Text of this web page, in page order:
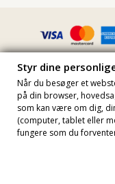
Alle priser er inklusive
rettigheder
Site
Styr dine
Styr dine
Når du besøger et
på din browser,
som kan være om dig,
(computer, tablet eller
fungere som du